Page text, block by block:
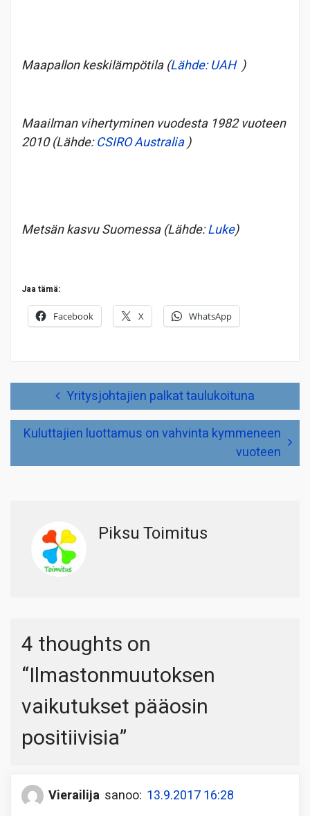
Maapallon keskilämpötila (Lähde: UAH )
Maailman vihertyminen vuodesta 1982 vuoteen
2010 (Lähde:CSIRO Australia)
Metsän kasvu Suomessa (Lähde:Luke)
Jaa tämä:
Facebook X WhatsApp
Yritysjohtajien palkat taulukoituna
Kuluttajien luottamus on vahvinta kymmeneen
vuoteen
Piksu Toimitus
4 thoughts on
“Ilmastonmuutoksen
vaikutukset pääosin
positiivisia”
Vierailija sanoo: 13.9.2017 16:28